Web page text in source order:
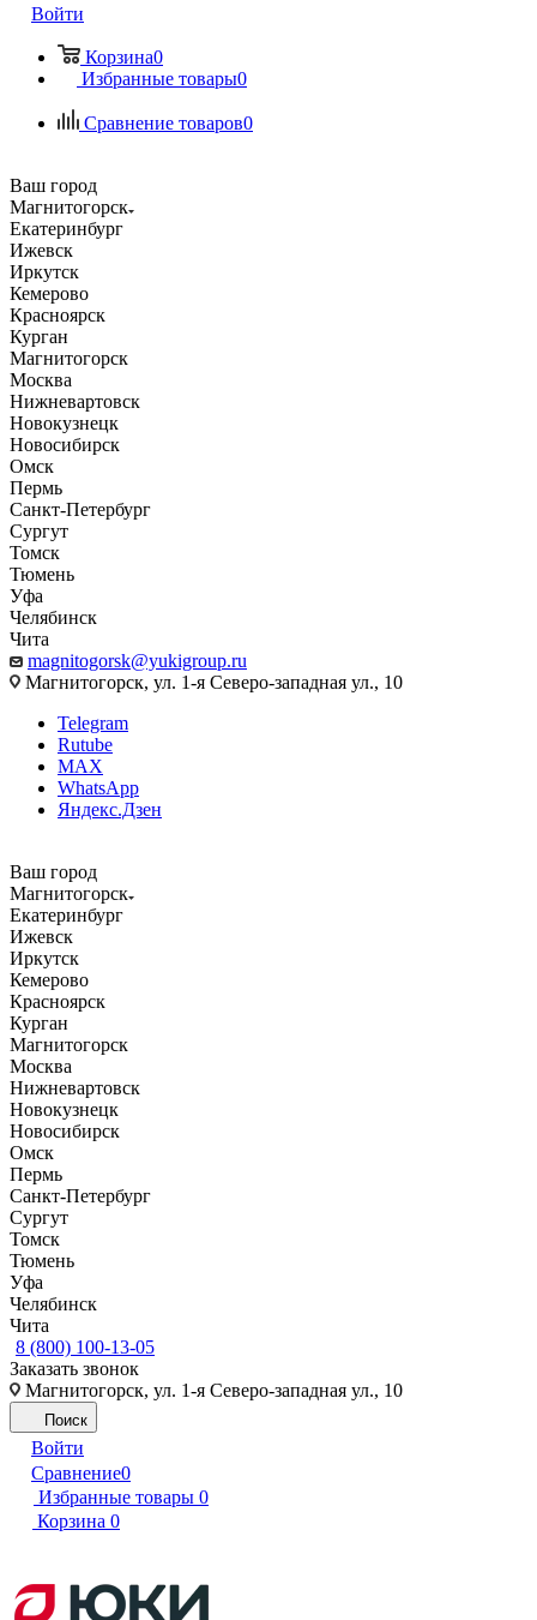
Войти
Корзина0
Избранные товары0
Сравнение товаров0
Ваш город
Магнитогорск
Екатеринбург
Ижевск
Иркутск
Кемерово
Красноярск
Курган
Магнитогорск
Москва
Нижневартовск
Новокузнецк
Новосибирск
Омск
Пермь
Санкт-Петербург
Сургут
Томск
Тюмень
Уфа
Челябинск
Чита
magnitogorsk@yukigroup.ru
Магнитогорск, ул. 1-я Северо-западная ул., 10
Telegram
Rutube
MAX
WhatsApp
Яндекс.Дзен
Ваш город
Магнитогорск
Екатеринбург
Ижевск
Иркутск
Кемерово
Красноярск
Курган
Магнитогорск
Москва
Нижневартовск
Новокузнецк
Новосибирск
Омск
Пермь
Санкт-Петербург
Сургут
Томск
Тюмень
Уфа
Челябинск
Чита
8 (800) 100-13-05
Заказать звонок
Магнитогорск, ул. 1-я Северо-западная ул., 10
Поиск
Войти
Сравнение0
Избранные товары 0
Корзина 0